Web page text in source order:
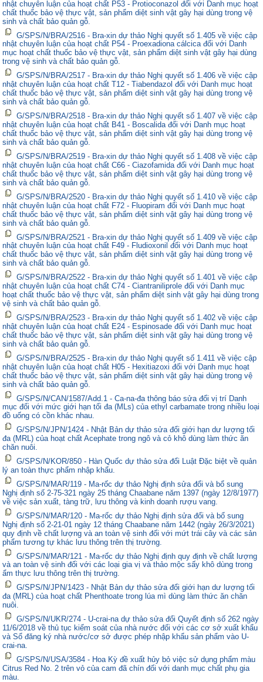
nhật chuyên luận của hoạt chất P53 - Protioconazol đối với Danh mục hoạt
chất thuốc bảo vệ thực vật, sản phẩm diệt sinh vật gây hại dùng trong vệ
sinh và chất bảo quản gỗ.
G/SPS/N/BRA/2516 - Bra-xin dự thảo Nghị quyết số 1.405 về việc cập
nhật chuyên luận của hoạt chất P54 - Proexadiona cálcica đối với Danh
mục hoạt chất thuốc bảo vệ thực vật, sản phẩm diệt sinh vật gây hại dùng
trong vệ sinh và chất bảo quản gỗ.
G/SPS/N/BRA/2517 - Bra-xin dự thảo Nghị quyết số 1.406 về việc cập
nhật chuyên luận của hoạt chất T12 - Tiabendazol đối với Danh mục hoạt
chất thuốc bảo vệ thực vật, sản phẩm diệt sinh vật gây hại dùng trong vệ
sinh và chất bảo quản gỗ.
G/SPS/N/BRA/2518 - Bra-xin dự thảo Nghị quyết số 1.407 về việc cập
nhật chuyên luận của hoạt chất B41 - Boscalida đối với Danh mục hoạt
chất thuốc bảo vệ thực vật, sản phẩm diệt sinh vật gây hại dùng trong vệ
sinh và chất bảo quản gỗ.
G/SPS/N/BRA/2519 - Bra-xin dự thảo Nghị quyết số 1.408 về việc cập
nhật chuyên luận của hoạt chất C66 - Ciazofamida đối với Danh mục hoạt
chất thuốc bảo vệ thực vật, sản phẩm diệt sinh vật gây hại dùng trong vệ
sinh và chất bảo quản gỗ.
G/SPS/N/BRA/2520 - Bra-xin dự thảo Nghị quyết số 1.410 về việc cập
nhật chuyên luận của hoạt chất F72 - Fluopiram đối với Danh mục hoạt
chất thuốc bảo vệ thực vật, sản phẩm diệt sinh vật gây hại dùng trong vệ
sinh và chất bảo quản gỗ.
G/SPS/N/BRA/2521 - Bra-xin dự thảo Nghị quyết số 1.409 về việc cập
nhật chuyên luận của hoạt chất F49 - Fludioxonil đối với Danh mục hoạt
chất thuốc bảo vệ thực vật, sản phẩm diệt sinh vật gây hại dùng trong vệ
sinh và chất bảo quản gỗ.
G/SPS/N/BRA/2522 - Bra-xin dự thảo Nghị quyết số 1.401 về việc cập
nhật chuyên luận của hoạt chất C74 - Ciantraniliprole đối với Danh mục
hoạt chất thuốc bảo vệ thực vật, sản phẩm diệt sinh vật gây hại dùng trong
vệ sinh và chất bảo quản gỗ.
G/SPS/N/BRA/2523 - Bra-xin dự thảo Nghị quyết số 1.402 về việc cập
nhật chuyên luận của hoạt chất E24 - Espinosade đối với Danh mục hoạt
chất thuốc bảo vệ thực vật, sản phẩm diệt sinh vật gây hại dùng trong vệ
sinh và chất bảo quản gỗ.
G/SPS/N/BRA/2525 - Bra-xin dự thảo Nghị quyết số 1.411 về việc cập
nhật chuyên luận của hoạt chất H05 - Hexitiazoxi đối với Danh mục hoạt
chất thuốc bảo vệ thực vật, sản phẩm diệt sinh vật gây hại dùng trong vệ
sinh và chất bảo quản gỗ.
G/SPS/N/CAN/1587/Add.1 - Ca-na-đa thông báo sửa đổi vị trí Danh
mục đối với mức giới hạn tối đa (MLs) của ethyl carbamate trong nhiều loại
đồ uống có cồn khác nhau.
G/SPS/N/JPN/1424 - Nhật Bản dự thảo sửa đổi giới hạn dư lượng tối
đa (MRL) của hoạt chất Acephate trong ngô và cỏ khô dùng làm thức ăn
chăn nuôi.
G/SPS/N/KOR/850 - Hàn Quốc dự thảo sửa đổi Luật Đặc biệt về quản
lý an toàn thực phẩm nhập khẩu.
G/SPS/N/MAR/119 - Ma-rốc dự thảo Nghị định sửa đổi và bổ sung
Nghị định số 2-75-321 ngày 25 tháng Chaabane năm 1397 (ngày 12/8/1977)
về việc sản xuất, tàng trữ, lưu thông và kinh doanh rượu vang.
G/SPS/N/MAR/120 - Ma-rốc dự thảo Nghị định sửa đổi và bổ sung
Nghị định số 2-21-01 ngày 12 tháng Chaabane năm 1442 (ngày 26/3/2021)
quy định về chất lượng và an toàn vệ sinh đối với mứt trái cây và các sản
phẩm tương tự khác lưu thông trên thị trường.
G/SPS/N/MAR/121 - Ma-rốc dự thảo Nghị định quy định về chất lượng
và an toàn vệ sinh đối với các loại gia vị và thảo mộc sấy khô dùng trong
ẩm thực lưu thông trên thị trường.
G/SPS/N/JPN/1423 - Nhật Bản dự thảo sửa đổi giới hạn dư lượng tối
đa (MRL) của hoạt chất Phenthoate trong lúa mì dùng làm thức ăn chăn
nuôi.
G/SPS/N/UKR/274 - U-crai-na dự thảo sửa đổi Quyết định số 262 ngày
11/6/2018 về thủ tục kiểm soát của nhà nước đối với các cơ sở xuất khẩu
và Sổ đăng ký nhà nước/cơ sở được phép nhập khẩu sản phẩm vào U-
crai-na.
G/SPS/N/USA/3584 - Hoa Kỳ đề xuất hủy bỏ việc sử dụng phẩm màu
Citrus Red No. 2 trên vỏ của cam đã chín đối với danh mục chất phụ gia
màu.